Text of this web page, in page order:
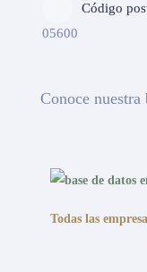
Código
05600
Conoce nuestra
Todas las